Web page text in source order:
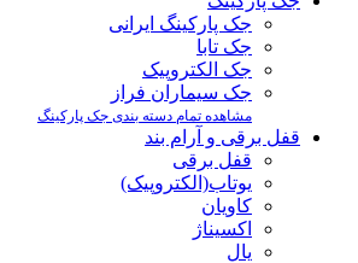
جک پارکینگ ایرانی
جک تابا
جک الکتروپیک
جک سیماران فراز
مشاهده تمام دسته بندی جک پارکینگ
قفل برقی و آرام بند
قفل برقی
یوتاب(الکتروپیک)
کاویان
اکسیناژ
یال